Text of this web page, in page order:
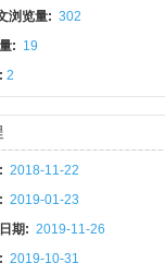
浏览量: 302
: 19
:2
2018-11-22
2019-01-23
期: 2019-11-26
2019-10-31